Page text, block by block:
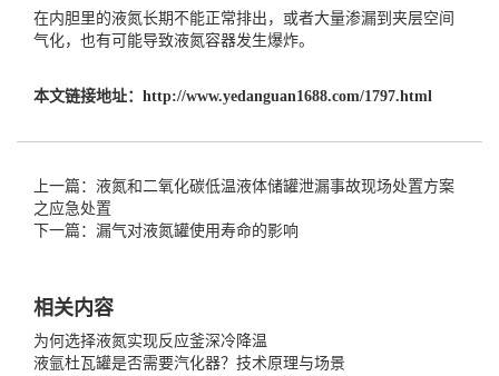
在内胆里的液氮长期不能正常排出，或者大量渗漏到夹层空间
气化，也有可能导致液氮容器发生爆炸。
本文链接地址： http://www.yedanguan1688.com/1797.html
上一篇：液氮和二氧化碳低温液体储罐泄漏事故现场处置方案
之应急处置
下一篇：漏气对液氮罐使用寿命的影响
相关内容
为何选择液氮实现反应釜深冷降温
液氩杜瓦罐是否需要汽化器？技术原理与场景